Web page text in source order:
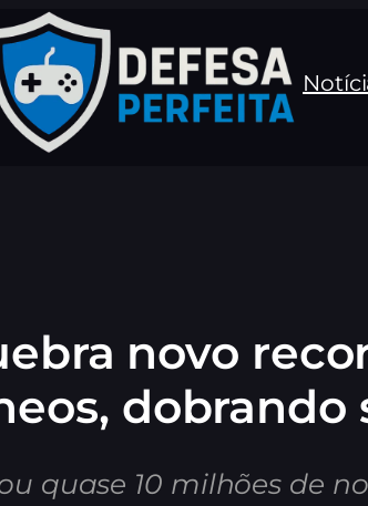
novo
dobrando
quase 10 milhões de